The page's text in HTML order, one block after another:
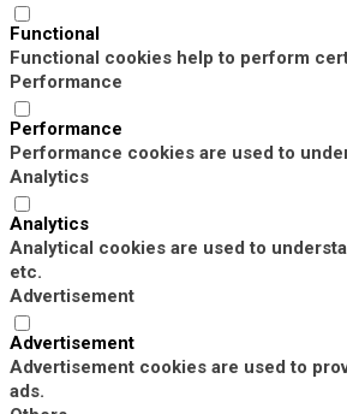
Functional
Functional cookies help to perform
Performance
Performance
Performance cookies are used to
Analytics
Analytics
Analytical cookies are used to
etc.
Advertisement
Advertisement
Advertisement cookies are used to
ads.